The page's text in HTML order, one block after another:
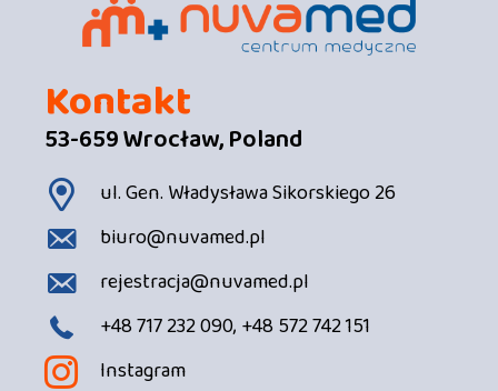
Kontakt
53-659 Wrocław, Poland
ul. Gen. Władysława Sikorskiego 26
biuro@nuvamed.pl
rejestracja@nuvamed.pl
+48 717 232 090, +48 572 742 151
Instagram